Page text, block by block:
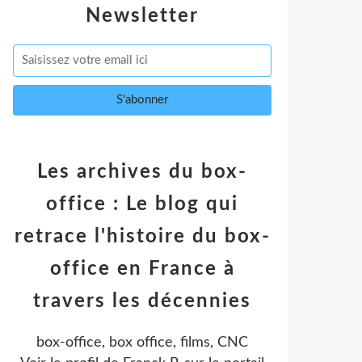
Newsletter
Les archives du box-
office : Le blog qui
retrace l'histoire du box-
office en France à
travers les décennies
box-office, box office, films, CNC